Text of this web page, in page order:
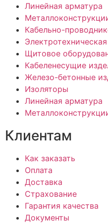
Линейная арматура
Кабельно-
Щитовое
Кабеленесущие
Железо-бетонные
Изоляторы
Линейная арматура
Клиентам
Как заказать
Оплата
Доставка
Страхование
Гарантия качества
Документы